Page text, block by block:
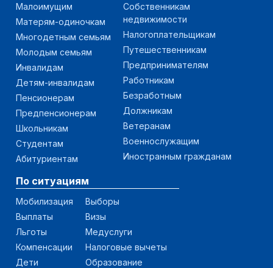
Малоимущим
Матерям-одиночкам
Многодетным семьям
Молодым семьям
Инвалидам
Детям-инвалидам
Пенсионерам
Предпенсионерам
Школьникам
Студентам
Абитуриентам
Собственникам
недвижимости
Налогоплательщикам
Путешественникам
Предпринимателям
Работникам
Безработным
Должникам
Ветеранам
Военнослужащим
Иностранным гражданам
По ситуациям
Мобилизация
Выплаты
Льготы
Компенсации
Дети
Выборы
Визы
Медуслуги
Налоговые вычеты
Образование